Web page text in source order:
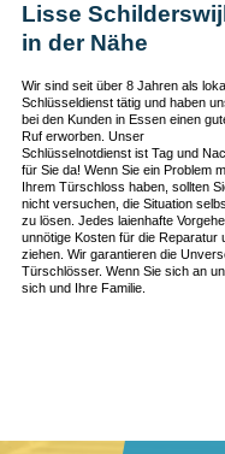
Lisse
in der Nähe
Wir sind seit über 8 Jahren als
Schlüsseldienst tätig und haben
bei den Kunden in Essen einen
Ruf erworben. Unser
Schlüsselnotdienst ist Tag und
für Sie da! Wenn Sie ein Problem
Ihrem Türschloss haben, sollten
nicht versuchen, die Situation
zu lösen. Jedes laienhafte
unnötige Kosten für die
ziehen. Wir garantieren die
Türschlösser. Wenn Sie sich an
sich und Ihre Familie.